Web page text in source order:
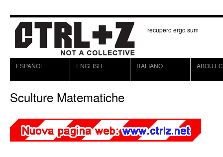
recupero ergo sum
ESPAÑOL ENGLISH ITALIANO ABOUT
Sculture Matematiche